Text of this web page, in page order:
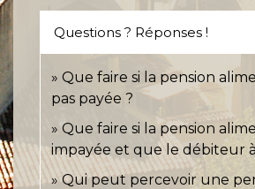
Questions ? Réponses !
Que faire si la pension
pas payée ?
Que faire si la pension
impayée et que le débiteur
Qui peut percevoir une